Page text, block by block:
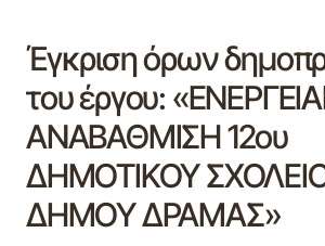
Έγκριση όρων
του έργου:
ΑΝΑΒΑΘΜΙΣΗ 12ου
ΔΗΜΟΤΙΚΟΥ
ΔΗΜΟΥ ΔΡΑΜΑΣ»